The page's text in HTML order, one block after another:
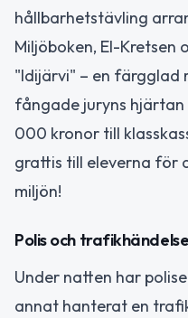
hållbarhetstävling
Miljöboken, El-Kretsen
"Idijärvi" – en färgglad
fångade juryns hjärtan
000 kronor till
grattis till eleverna för
miljön!
Polis och
Under natten har
annat hanterat en